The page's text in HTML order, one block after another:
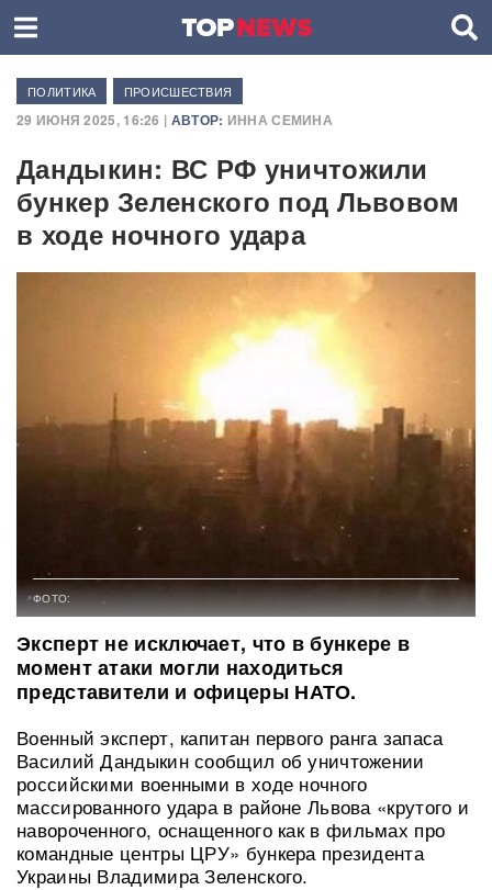
ПОЛИТИКА ПРОИСШЕСТВИЯ
29 ИЮНЯ 2025, 16:26 | АВТОР: ИННА СЕМИНА
Дандыкин: ВС РФ уничтожили
бункер Зеленского под Львовом
в ходе ночного удара
ФОТО:
Эксперт не исключает, что в бункере в
момент атаки могли находиться
представители и офицеры НАТО.
Военный эксперт, капитан первого ранга запаса
Василий Дандыкин сообщил об уничтожении
российскими военными в ходе ночного
массированного удара в районе Львова «крутого и
навороченного, оснащенного как в фильмах про
командные центры ЦРУ» бункера президента
Украины Владимира Зеленского.